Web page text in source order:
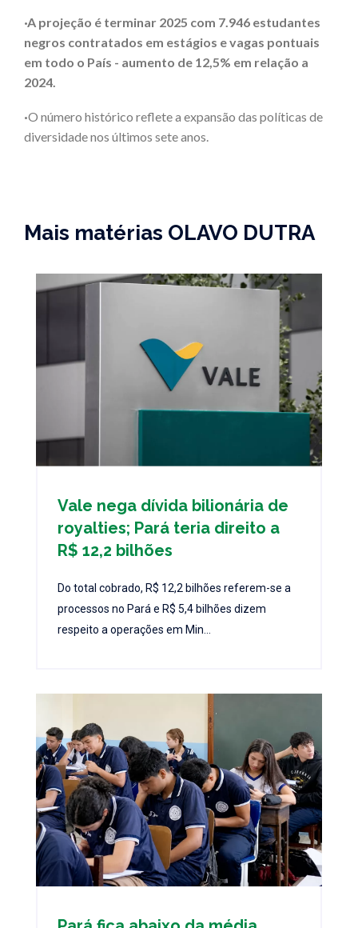
·A projeção é terminar 2025 com 7.946 estudantes
negros contratados em estágios e vagas pontuais
em todo o País - aumento de 12,5% em relação a
2024.
·O número histórico reflete a expansão das políticas de
diversidade nos últimos sete anos.
Mais matérias OLAVO DUTRA
Vale nega dívida bilionária de
royalties; Pará teria direito a
R$ 12,2 bilhões
Do total cobrado, R$ 12,2 bilhões referem-se a
processos no Pará e R$ 5,4 bilhões dizem
respeito a operações em Min...